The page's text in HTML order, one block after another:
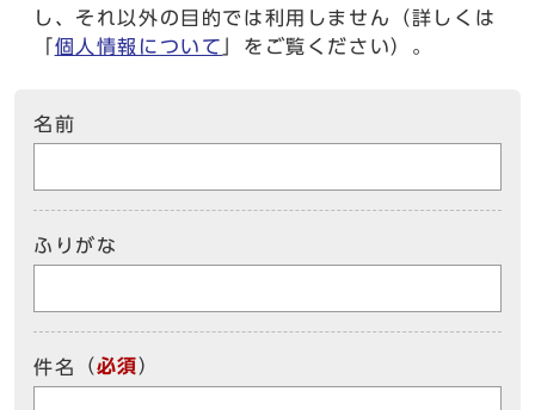
し、それ以外の目的では利用しません（詳しくは
「個人情報について 」をご覧ください）。
名前
ふりがな
件名 （必須）